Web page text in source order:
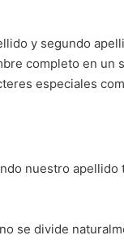
y segundo
completo en
especiales
nuestro apellido
se divide